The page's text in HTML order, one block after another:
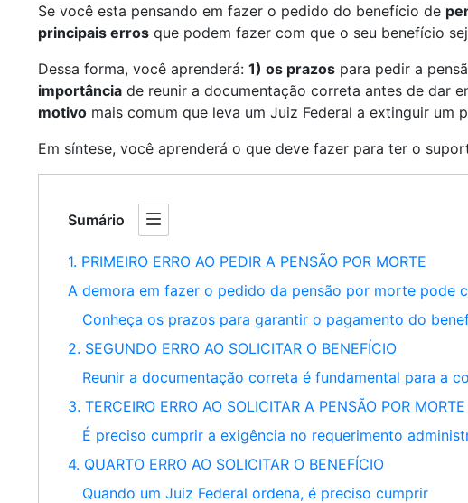
Se você esta pensando em fazer o pedido do benefício de
principais erros que podem fazer com que o seu benefício
Dessa forma, você aprenderá: 1) os prazos para pedir a
importância de reunir a documentação correta antes de dar
motivo mais comum que leva um Juiz Federal a extinguir
Em síntese, você aprenderá o que deve fazer para ter o
Sumário
1. PRIMEIRO ERRO AO PEDIR A PENSÃO POR MORTE
A demora em fazer o pedido da pensão por morte pode
Conheça os prazos para garantir o pagamento do
2. SEGUNDO ERRO AO SOLICITAR O BENEFÍCIO
Reunir a documentação correta é fundamental para a
3. TERCEIRO ERRO AO SOLICITAR A PENSÃO POR MORTE
É preciso cumprir a exigência no requerimento
4. QUARTO ERRO AO SOLICITAR O BENEFÍCIO
Quando um Juiz Federal ordena, é preciso cumprir